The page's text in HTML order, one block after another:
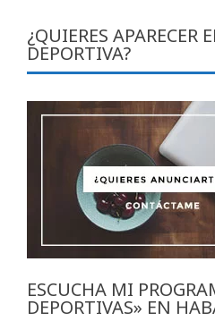
¿QUIERES
DEPORTIVA?
ESCUCHA MI
DEPORTIVAS» EN